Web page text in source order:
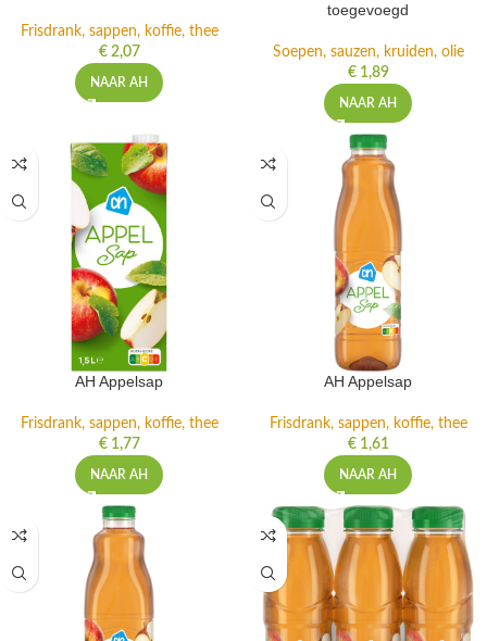
Frisdrank, sappen, koffie, thee
€2,07
NAAR AH
toegevoegd
Soepen, sauzen, kruiden, olie
€1,89
NAAR AH
AH Appelsap
Frisdrank, sappen, koffie, thee
€1,77
NAAR AH
AH Appelsap
Frisdrank, sappen, koffie, thee
€1,61
NAAR AH